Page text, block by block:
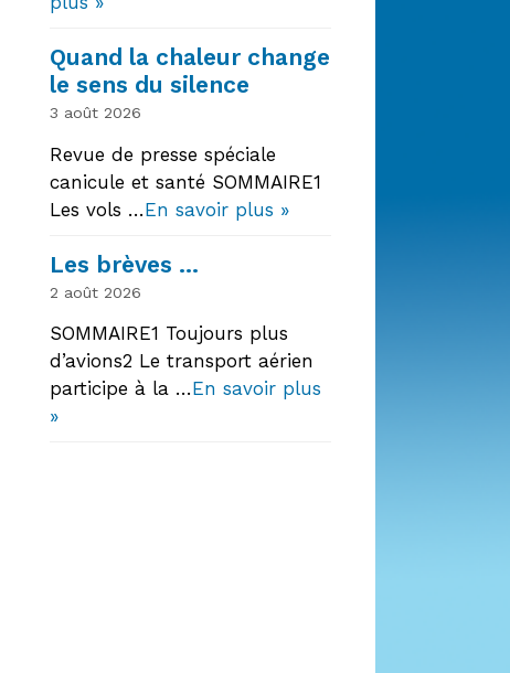
Quand la chaleur change
le sens du silence
3 août 2026
Revue de presse spéciale
canicule et santé SOMMAIRE1
Les vols …En savoir plus »
Les brèves …
2 août 2026
SOMMAIRE1 Toujours plus
d’avions2 Le transport aérien
participe à la …En savoir plus
»